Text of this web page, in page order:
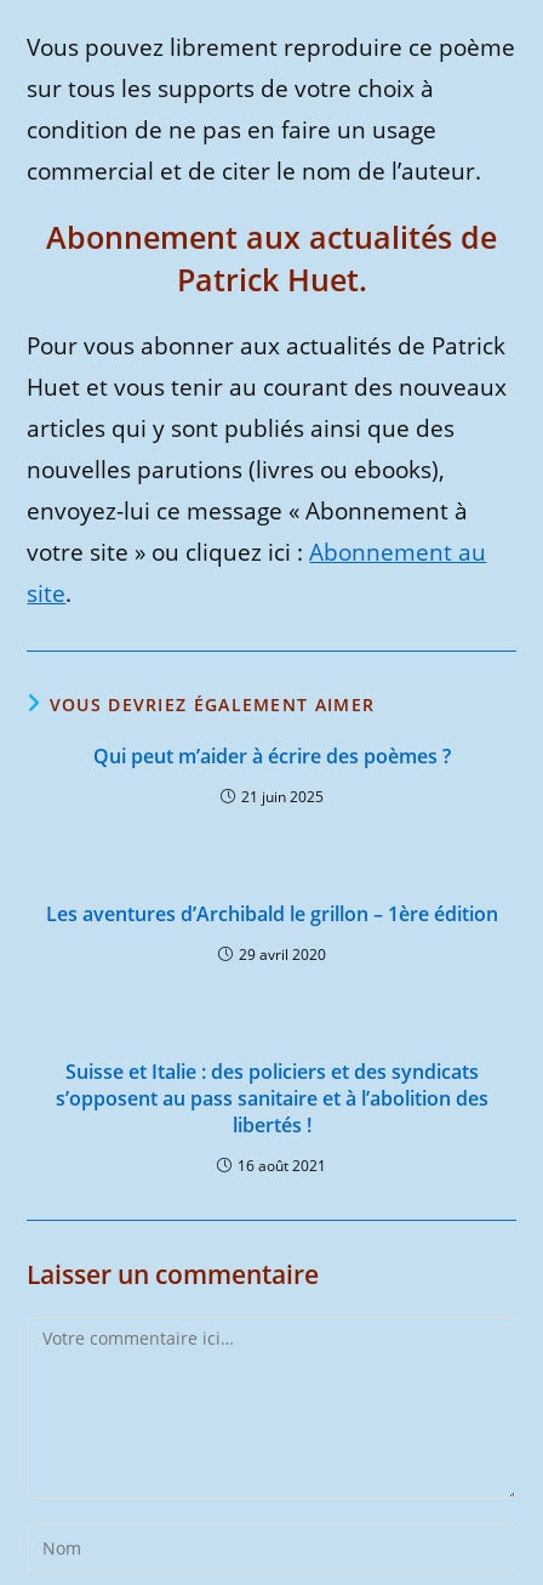
Vous pouvez librement reproduire ce poème
sur tous les supports de votre choix à
condition de ne pas en faire un usage
commercial et de citer le nom de l’auteur.
Abonnement aux actualités de
Patrick Huet.
Pour vous abonner aux actualités de Patrick
Huet et vous tenir au courant des nouveaux
articles qui y sont publiés ainsi que des
nouvelles parutions (livres ou ebooks),
envoyez-lui ce message « Abonnement à
votre site » ou cliquez ici :Abonnement au
site.
VOUS DEVRIEZ ÉGALEMENT AIMER
Qui peut m’aider à écrire des poèmes ?
21 juin 2025
Les aventures d’Archibald le grillon – 1ère édition
29 avril 2020
Suisse et Italie : des policiers et des syndicats
s’opposent au pass sanitaire et à l’abolition des
libertés !
16 août 2021
Laisser un commentaire
Comment
Enter
your